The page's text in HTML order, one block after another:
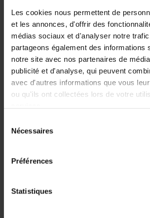
Les cookies nous permettent de
et les annonces, d'offrir des
médias sociaux et d'analyser notre
partageons également des informations
notre site avec nos partenaires de
publicité et d'analyse, qui peuvent
avec d'autres informations que vous
ou qu'ils ont collectées lors de votre
Nécessaires
Préférences
Statistiques
royaume des
pagodes d’or
L'essentiel de la Birmanie
: authenticité, culture,
paysages et croisière sur
l'Irrawady s'unissent pour
incontournable.
100 €
en
La beauté
la
l’accueil
Birmans